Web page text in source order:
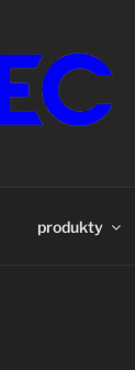
produkty